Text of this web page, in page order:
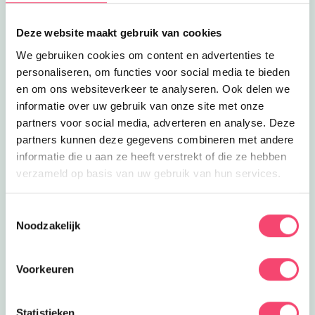
Deze website maakt gebruik van cookies
We gebruiken cookies om content en advertenties te
personaliseren, om functies voor social media te bieden
en om ons websiteverkeer te analyseren. Ook delen we
informatie over uw gebruik van onze site met onze
partners voor social media, adverteren en analyse. Deze
partners kunnen deze gegevens combineren met andere
informatie die u aan ze heeft verstrekt of die ze hebben
verzameld op basis van uw gebruik van hun services.
Noodzakelijk
Voorkeuren
0.2 km
Remedial teaching, bijles,
studiebegeleiding of schrijfmotorische
training kan bij ABC-rt in Rosmalen.
Lees meer Remedial Teaching Rosmalen
0.2 km
Uitagenda
Sinterklaasintocht Rosmalen
Een gezellig Sinterklaasfeest in
Rosmalen met dansende disco- en
turnpieten voor jong én oud!
Lees meer Sinterklaasintocht Rosmalen
0.2 km
Uit eten
In de Roos Raadskelder in Den Bosch!
Lees meer In de Roos Raadskelder
0.2 km
Bossche Bollen Belevenis in Den
De Bossche Bollen Belevenis in Den
Bosch een aanrader voor het hele